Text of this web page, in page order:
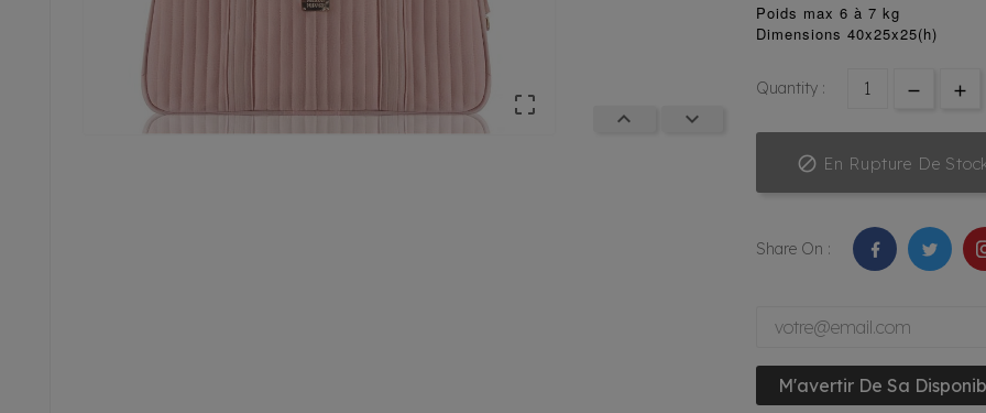

 
Poids max 6 à 7 kg
Dimensions 40x25x25(h)
Quantity :
 En Rupture De
Share On :
M'avertir De Sa